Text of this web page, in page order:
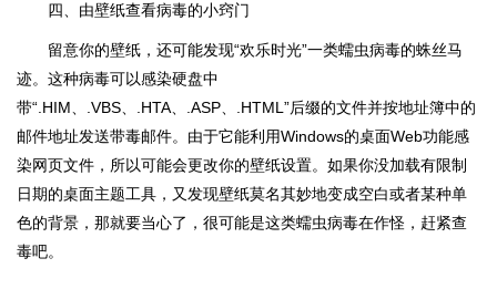
四、由壁纸查看病毒的小窍门
留意你的壁纸，还可能发现“欢乐时光”一类蠕虫病毒的蛛丝马
迹。这种病毒可以感染硬盘中
带“.HIM、.VBS、.HTA、.ASP、.HTML”后缀的文件并按地址簿中的
邮件地址发送带毒邮件。由于它能利用Windows的桌面Web功能感
染网页文件，所以可能会更改你的壁纸设置。如果你没加载有限制
日期的桌面主题工具，又发现壁纸莫名其妙地变成空白或者某种单
色的背景，那就要当心了，很可能是这类蠕虫病毒在作怪，赶紧查
毒吧。